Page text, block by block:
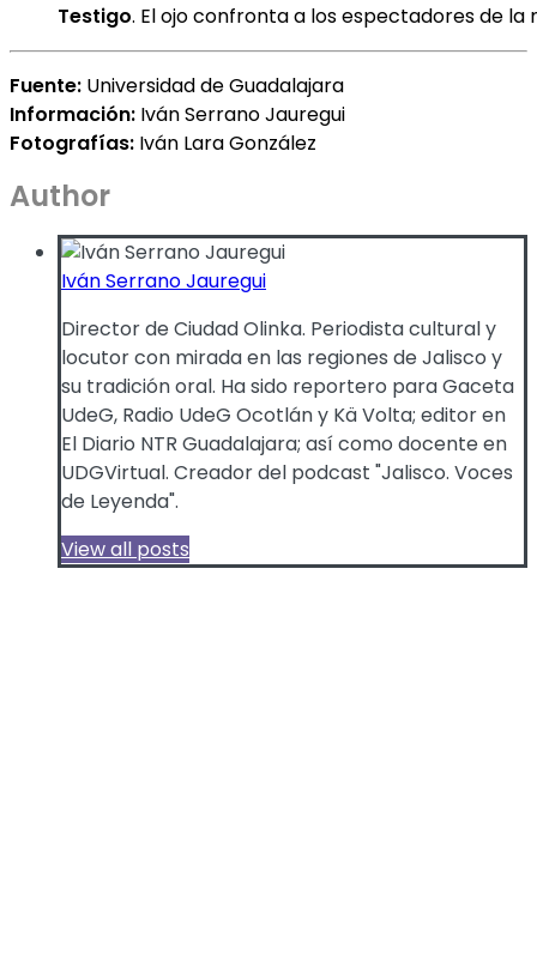
Testigo. El ojo confronta a los espectadores de la
Fuente: Universidad de Guadalajara
Información: Iván Serrano Jauregui
Fotografías: Iván Lara González
Author
Iván Serrano Jauregui
Director de Ciudad Olinka. Periodista cultural y
locutor con mirada en las regiones de Jalisco y
su tradición oral. Ha sido reportero para Gaceta
UdeG, Radio UdeG Ocotlán y Kä Volta; editor en
El Diario NTR Guadalajara; así como docente en
UDGVirtual. Creador del podcast "Jalisco. Voces
de Leyenda".
View all posts